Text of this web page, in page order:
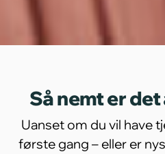
Så nemt er
Uanset om du vil have
første gang – eller er